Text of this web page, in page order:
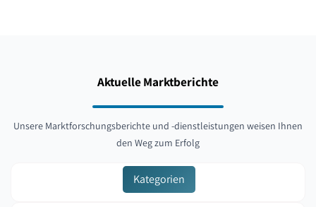
Aktuelle Marktberichte
Unsere Marktforschungsberichte und -dienstleistungen weisen Ihnen
den Weg zum Erfolg
Kategorien